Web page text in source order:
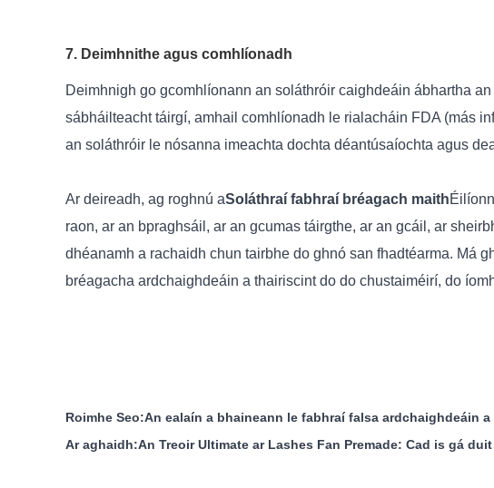
7. Deimhnithe agus comhlíonadh
Deimhnigh go gcomhlíonann an soláthróir caighdeáin ábhartha
sábháilteacht táirgí, amhail comhlíonadh le rialacháin FDA (más
an soláthróir le nósanna imeachta dochta déantúsaíochta agus
Ar deireadh, ag roghnú aSoláthraí fabhraí bréagach maith
raon, ar an bpraghsáil, ar an gcumas táirgthe, ar an gcáil, ar
dhéanamh a rachaidh chun tairbhe do ghnó san fhadtéarma. Má
bréagacha ardchaighdeáin a thairiscint do do chustaiméirí, do
Roimhe Seo:An ealaín a bhaineann le fabhraí falsa ardchaighdeáin
Ar aghaidh:An Treoir Ultimate ar Lashes Fan Premade: Cad is gá